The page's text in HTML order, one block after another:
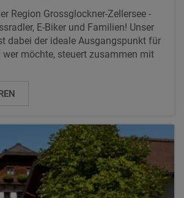
Region Grossglockner-Zellersee -
E-Biker und Familien! Unser
dabei der ideale Ausgangspunkt für
wer möchte, steuert zusammen mit